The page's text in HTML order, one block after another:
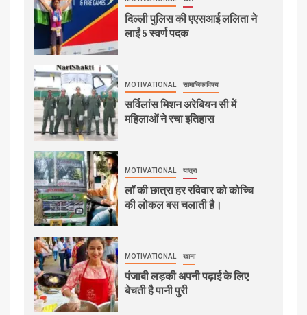
दिल्ली पुलिस की एएसआई ललिता ने
लाईं 5 स्वर्ण पदक
MOTIVATIONAL सामाजिक विषय
सर्विलांस मिशन अरेबियन सी में
महिलाओं ने रचा इतिहास
MOTIVATIONAL यात्रा
लॉ की छात्रा हर रविवार को कोच्चि
की लोकल बस चलाती है।
MOTIVATIONAL खाना
पंजाबी लड़की अपनी पढ़ाई के लिए
बेचती है पानी पुरी